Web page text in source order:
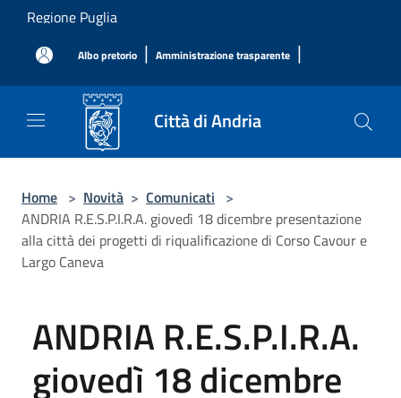
Salta al contenuto principale
Regione Puglia
Albo pretorio | Amministrazione trasparente |
Città di Andria
Home > Novità > Comunicati >
ANDRIA R.E.S.P.I.R.A. giovedì 18 dicembre presentazione
alla città dei progetti di riqualificazione di Corso Cavour e
Largo Caneva
ANDRIA R.E.S.P.I.R.A.
giovedì 18 dicembre